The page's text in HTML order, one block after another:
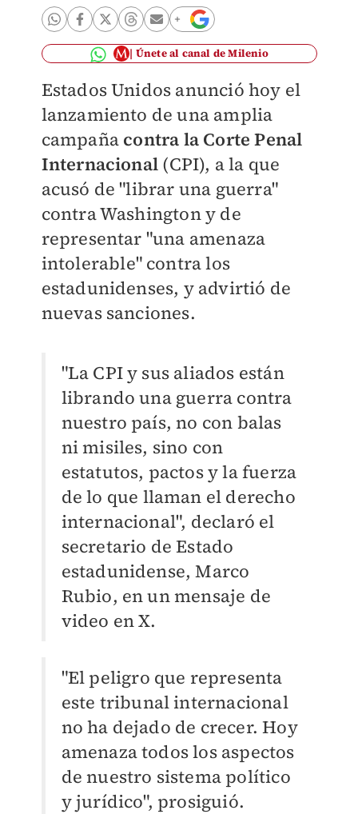
Únete al canal de Milenio
Estados Unidos anunció hoy el
lanzamiento de una amplia
campaña contra la Corte Penal
Internacional (CPI), a la que
acusó de "librar una guerra"
contra Washington y de
representar "una amenaza
intolerable" contra los
estadunidenses, y advirtió de
nuevas sanciones.
"La CPI y sus aliados están
librando una guerra contra
nuestro país, no con balas
ni misiles, sino con
estatutos, pactos y la fuerza
de lo que llaman el derecho
internacional", declaró el
secretario de Estado
estadunidense, Marco
Rubio, en un mensaje de
video en X.
"El peligro que representa
este tribunal internacional
no ha dejado de crecer. Hoy
amenaza todos los aspectos
de nuestro sistema político
y jurídico", prosiguió.